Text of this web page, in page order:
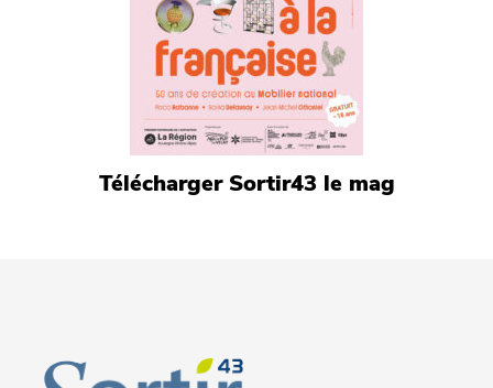
Télécharger Sortir43 le mag